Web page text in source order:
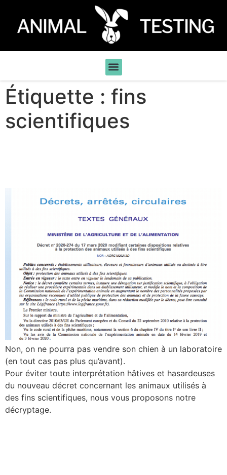
Étiquette : fins
scientifiques
Non, on ne pourra pas vendre son chien à un laboratoire
(en tout cas pas plus qu’avant).
Pour éviter toute interprétation hâtives et hasardeuses
du nouveau décret concernant les animaux utilisés à
des fins scientifiques, nous vous proposons notre
décryptage.